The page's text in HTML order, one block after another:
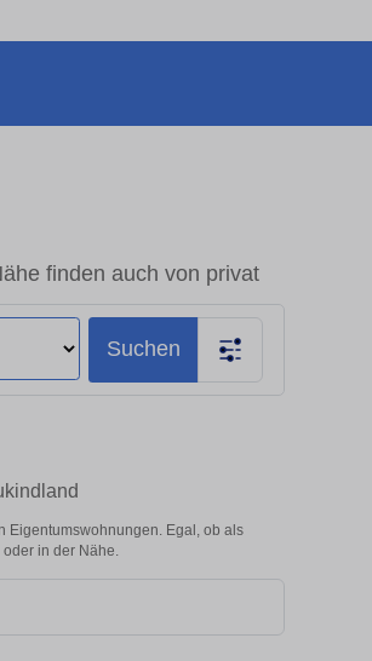
finden auch von privat
Suchen
Eigentumswohnungen. Egal, ob als
in der Nähe.